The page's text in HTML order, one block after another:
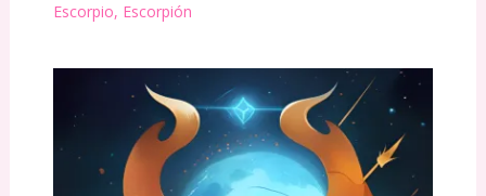
Escorpio, Escorpión